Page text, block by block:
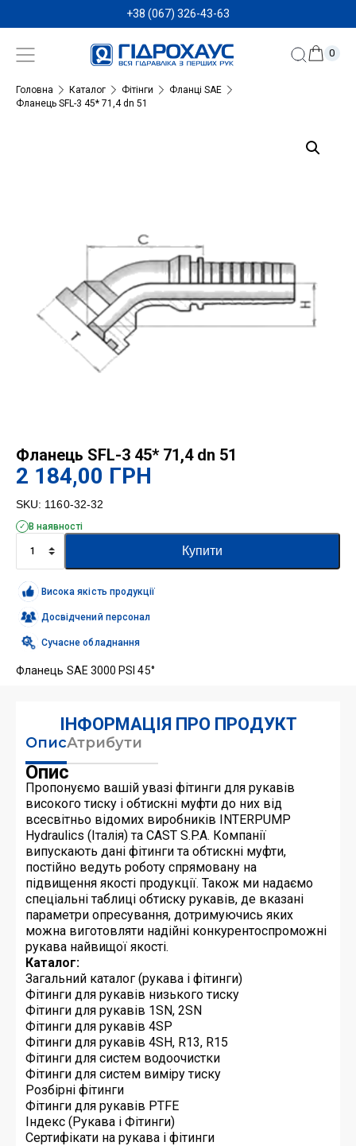
+38 (067) 326-43-63
0
Головна Каталог Фітінги
Фланці SAE
Фланець SFL-3 45* 71,4 dn 51
Фланець SFL-3 45* 71,4 dn 51
2 184,00 ГРН
SKU: 1160-32-32
В наявності
Фланець
SFL-
3
45*
71,4
dn
51
кількість
Купити
Висока якість продукції
Досвідчений персонал
Сучасне обладнання
Фланець SAE 3000 PSI 45°
ІНФОРМАЦІЯ ПРО ПРОДУКТ
ОписАтрибути
Опис
Пропонуємо вашій увазі фітинги для рукавів
високого тиску і обтискні муфти до них від
всесвітньо відомих виробників INTERPUMP
Hydraulics (Італія) та CAST S.P.A. Компанії
випускають дані фітинги та обтискні муфти,
постійно ведуть роботу спрямовану на
підвищення якості продукції. Також ми надаємо
спеціальні таблиці обтиску рукавів, де вказані
параметри опресування, дотримуючись яких
можна виготовляти надійні конкурентоспроможні
рукава найвищої якості.
Каталог:
Загальний каталог (рукава і фітинги)
Фітинги для рукавів низького тиску
Фітинги для рукавів 1SN, 2SN
Фітинги для рукавів 4SP
Фітинги для рукавів 4SH, R13, R15
Фітинги для систем водоочистки
Фітинги для систем виміру тиску
Розбірні фітинги
Фітинги для рукавів PTFE
Індекс (Рукава і Фітинги)
Сертифікати на рукава і фітинги